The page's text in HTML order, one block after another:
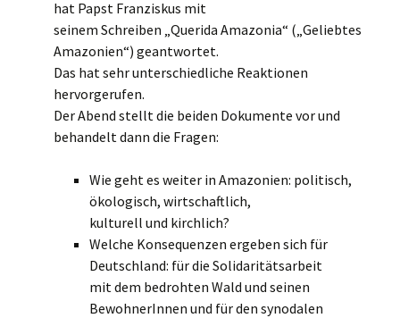
hat Papst Franziskus mit
seinem Schreiben „Querida Amazonia“ („Geliebtes
Amazonien“) geantwortet.
Das hat sehr unterschiedliche Reaktionen
hervorgerufen.
Der Abend stellt die beiden Dokumente vor und
behandelt dann die Fragen:
Wie geht es weiter in Amazonien: politisch,
ökologisch, wirtschaftlich,
kulturell und kirchlich?
Welche Konsequenzen ergeben sich für
Deutschland: für die Solidaritätsarbeit
mit dem bedrohten Wald und seinen
BewohnerInnen und für den synodalen